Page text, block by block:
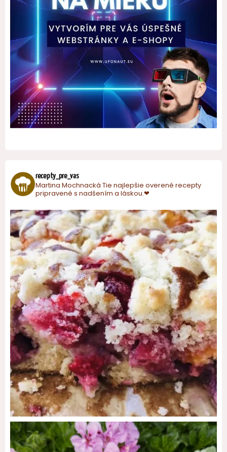
recepty_pre_vas
Martina Mochnacká Tie najlepšie overené recepty
pripravené s nadšením a láskou.❤